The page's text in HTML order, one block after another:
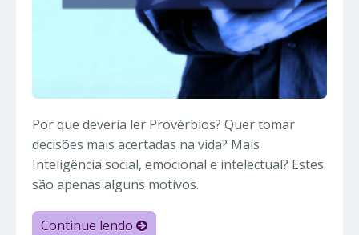
Por que deveria ler Provérbios? Quer tomar
decisões mais acertadas na vida? Mais
Inteligência social, emocional e intelectual? Estes
são apenas alguns motivos.
Continue lendo